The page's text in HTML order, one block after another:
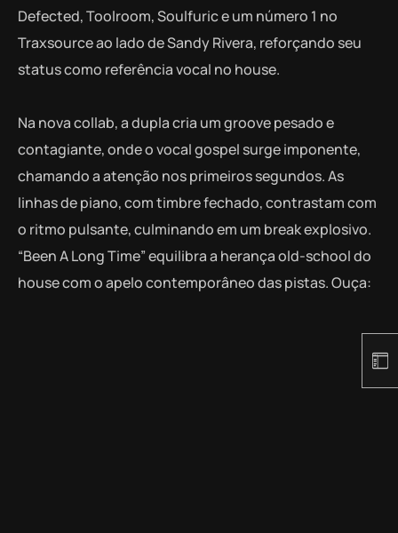
Defected, Toolroom, Soulfuric e um número 1 no
Traxsource ao lado de Sandy Rivera, reforçando seu
status como referência vocal no house.
Na nova collab, a dupla cria um groove pesado e
contagiante, onde o vocal gospel surge imponente,
chamando a atenção nos primeiros segundos. As
linhas de piano, com timbre fechado, contrastam com
o ritmo pulsante, culminando em um break explosivo.
“Been A Long Time” equilibra a herança old-school do
house com o apelo contemporâneo das pistas. Ouça: